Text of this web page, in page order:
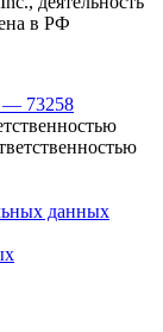
в РФ
— 73258
данных